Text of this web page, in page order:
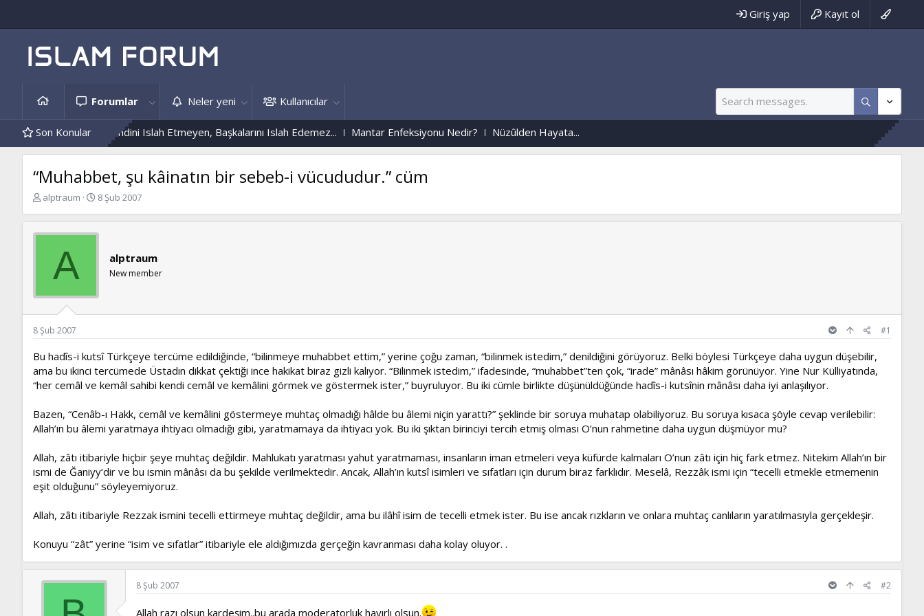
Giriş yap Kayıt ol
Forumlar Neler yeni Kullanıcılar
Son Konular
Örnekleri Kendini Islah Etmeyen, Başkalarını Islah Edemez... Mantar Enfeksiyonu Nedir? Nüzûlden Hayata...
“Muhabbet, şu kâinatın bir sebeb-i vücududur.” cüm
K
b
a
a
a
n
alptraum
B
l
ç
h
i
8 Şub 2007
A alptraum
New member
8 Şub 2007 #1
Bu hadîs-i kutsî Türkçeye tercüme edildiğinde, “bilinmeye muhabbet ettim,” yerine çoğu zaman, “bilinmek istedim,” denildiğini görüyoruz. Belki böylesi Türkçeye daha uygun düşebilir,
ama bu ikinci tercümede Üstadın dikkat çektiği ince hakikat biraz gizli kalıyor. “Bilinmek istedim,” ifadesinde, “muhabbet”ten çok, “irade” mânâsı hâkim görünüyor. Yine Nur Külliyatında,
“her cemâl ve kemâl sahibi kendi cemâl ve kemâlini görmek ve göstermek ister,” buyruluyor. Bu iki cümle birlikte düşünüldüğünde hadîs-i kutsînin mânâsı daha iyi anlaşılıyor.
Bazen, “Cenâb-ı Hakk, cemâl ve kemâlini göstermeye muhtaç olmadığı hâlde bu âlemi niçin yarattı?” şeklinde bir soruya muhatap olabiliyoruz. Bu soruya kısaca şöyle cevap verilebilir:
Allah’ın bu âlemi yaratmaya ihtiyacı olmadığı gibi, yaratmamaya da ihtiyacı yok. Bu iki şıktan birinciyi tercih etmiş olması O’nun rahmetine daha uygun düşmüyor mu?
Allah, zâtı itibariyle hiçbir şeye muhtaç değildir. Mahlukatı yaratması yahut yaratmaması, insanların iman etmeleri veya küfürde kalmaları O’nun zâtı için hiç fark etmez. Nitekim Allah’ın bir
ismi de Ğaniyy’dir ve bu ismin mânâsı da bu şekilde verilmektedir. Ancak, Allah’ın kutsî isimleri ve sıfatları için durum biraz farklıdır. Meselâ, Rezzâk ismi için “tecelli etmekle etmemenin
eşit olduğunu” söyleyemiyoruz.
Allah, zâtı itibariyle Rezzak ismini tecelli ettirmeye muhtaç değildir, ama bu ilâhî isim de tecelli etmek ister. Bu ise ancak rızkların ve onlara muhtaç canlıların yaratılmasıyla gerçekleşir.
Konuyu “zât” yerine “isim ve sıfatlar” itibariyle ele aldığımızda gerçeğin kavranması daha kolay oluyor. .
8 Şub 2007 #2
Allah razı olsun kardeşim..bu arada moderatorluk hayırlı olsun.